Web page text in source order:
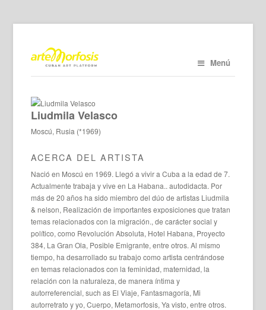
Menú
Liudmila Velasco
Moscú, Rusia (*1969)
ACERCA DEL ARTISTA
Nació en Moscú en 1969. Llegó a vivir a Cuba a la edad de 7.
Actualmente trabaja y vive en La Habana.. autodidacta. Por
más de 20 años ha sido miembro del dúo de artistas Liudmila
& nelson, Realización de importantes exposiciones que tratan
temas relacionados con la migración., de carácter social y
político, como Revolución Absoluta, Hotel Habana, Proyecto
384, La Gran Ola, Posible Emigrante, entre otros. Al mismo
tiempo, ha desarrollado su trabajo como artista centrándose
en temas relacionados con la feminidad, maternidad, la
relación con la naturaleza, de manera íntima y
autorreferencial, such as El Viaje, Fantasmagoría, Mi
autorretrato y yo, Cuerpo, Metamorfosis, Ya visto, entre otros.